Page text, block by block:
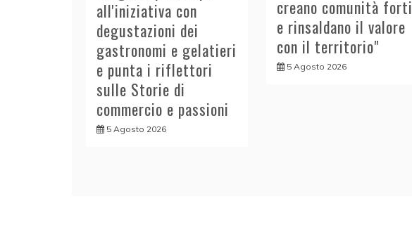
all'iniziativa con
degustazioni dei
gastronomi e gelatieri
e punta i riflettori
sulle Storie di
commercio e passioni
5 Agosto 2026
creano comunità forti
e rinsaldano il valore
con il territorio"
5 Agosto 2026